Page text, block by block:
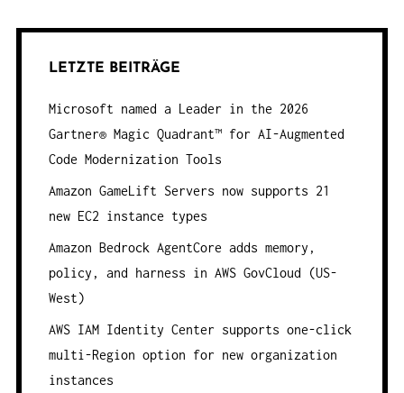
LETZTE BEITRÄGE
Microsoft named a Leader in the 2026
Gartner® Magic Quadrant™ for AI-Augmented
Code Modernization Tools
Amazon GameLift Servers now supports 21
new EC2 instance types
Amazon Bedrock AgentCore adds memory,
policy, and harness in AWS GovCloud (US-
West)
AWS IAM Identity Center supports one-click
multi-Region option for new organization
instances